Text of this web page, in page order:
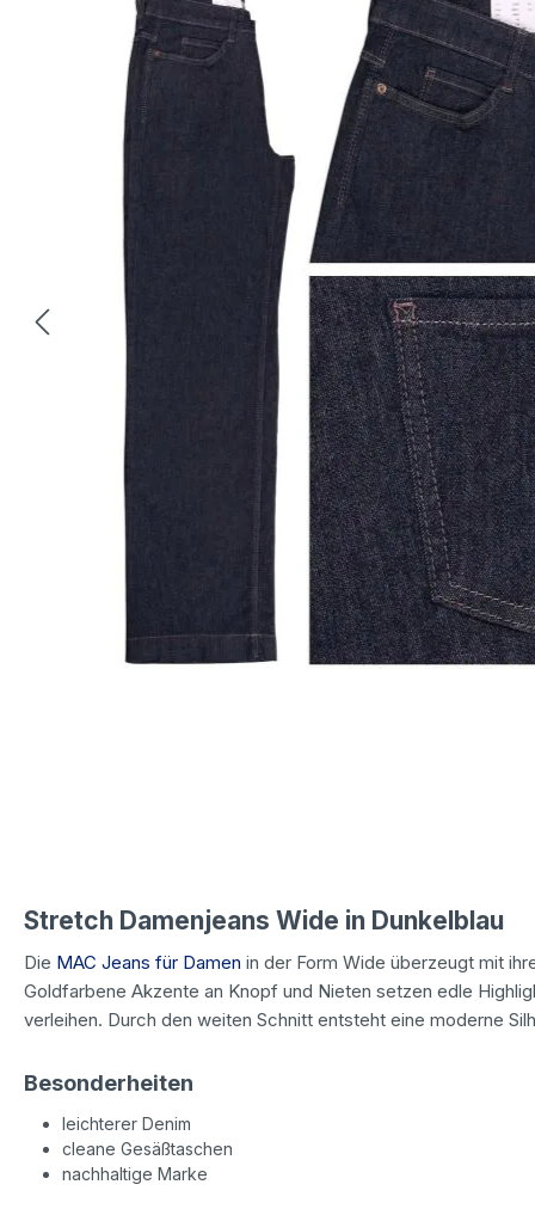
Stretch Damenjeans Wide in Dunkelblau
Die MAC Jeans für Damen in der Form Wide überzeugt mit
Goldfarbene Akzente an Knopf und Nieten setzen edle
verleihen. Durch den weiten Schnitt entsteht eine moderne
Besonderheiten
leichterer Denim
cleane Gesäßtaschen
nachhaltige Marke